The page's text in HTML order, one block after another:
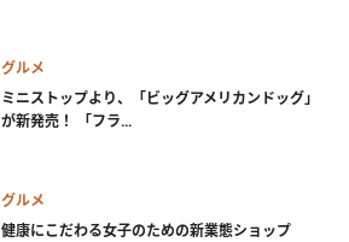
グルメ
ミニストップより、「ビッグアメリカンドッグ」
が新発売！ 「フラ...
グルメ
健康にこだわる女子のための新業態ショップ